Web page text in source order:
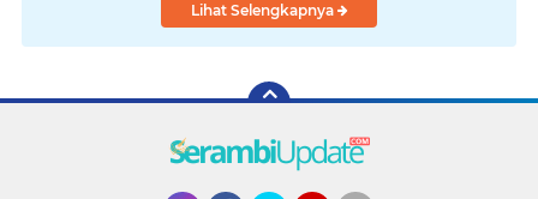
Lihat Selengkapnya